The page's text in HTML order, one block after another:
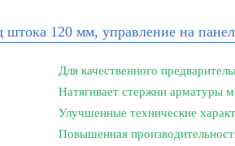
120 мм, управление на
Для качественного
Натягивает стержни арматуры
Улучшенные технические
Повышенная